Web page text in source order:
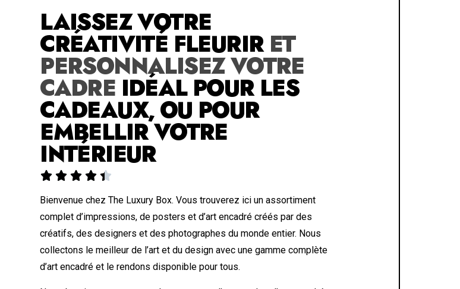
LAISSEZ VOTRE
CRÉATIVITÉ FLEURIR ET
PERSONNALISEZ VOTRE
CADRE IDÉAL POUR LES
CADEAUX, OU POUR
EMBELLIR VOTRE
INTÉRIEUR
    
Bienvenue chez The Luxury Box. Vous trouverez ici un assortiment
complet d’impressions, de posters et d’art encadré créés par des
créatifs, des designers et des photographes du monde entier. Nous
collectons le meilleur de l’art et du design avec une gamme complète
d’art encadré et le rendons disponible pour tous.